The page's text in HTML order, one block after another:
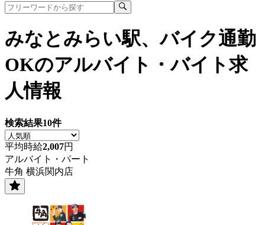
みなとみらい駅、バイク通勤
OKのアルバイト・バイト求
人情報
検索結果10件
平均時給2,007円
アルバイト・パート
牛角 横浜関内店